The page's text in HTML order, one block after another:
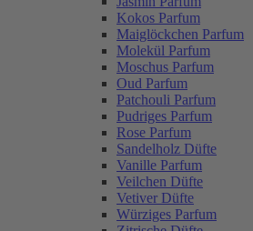
Kokos Parfum
Maiglöckchen Parfum
Molekül Parfum
Moschus Parfum
Oud Parfum
Patchouli Parfum
Pudriges Parfum
Rose Parfum
Sandelholz Düfte
Vanille Parfum
Veilchen Düfte
Vetiver Düfte
Würziges Parfum